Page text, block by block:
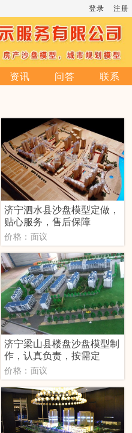
登录 注册
资讯 问答 联系
济宁泗水县沙盘模型定做，
贴心服务，售后保障
价格：面议
济宁梁山县楼盘沙盘模型制
作，认真负责，按需定
价格：面议